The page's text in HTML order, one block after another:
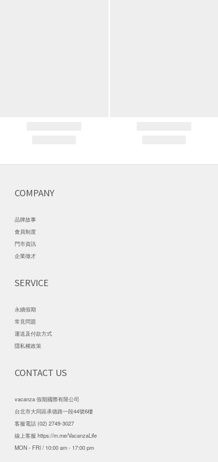
COMPANY
品牌故事
會員制度
門市資訊
企業徵才
SERVICE
永續假期
常見問題
運送及付款方式
隱私權政策
CONTACT US
vacanza 假期國際有限公司
台北市大同區承德路一段44號6樓
客服電話 (02) 2749-3027
線上客服 https://m.me/VacanzaLife
MON - FRI / 10:00 am - 17:00 pm